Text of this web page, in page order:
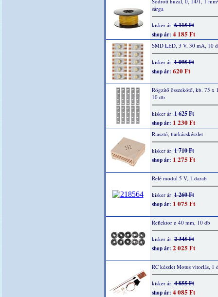
sárga
kisker ár:6 115 Ft
shop ár: 4 185 Ft
SMD LED, 3 V, 30 mA, 10
kisker ár:1 095 Ft
shop ár: 620 Ft
Rögzítő összekötő, kb. 75 x
10 db
kisker ár:1 625 Ft
shop ár: 1 230 Ft
Riasztó, barkácskészlet
kisker ár:1 710 Ft
shop ár: 1 275 Ft
Relé modul 5 V, 1 darab
kisker ár:1 260 Ft
shop ár: 1 075 Ft
Reflektor ø 40 mm, 10 db
kisker ár:2 345 Ft
shop ár: 2 025 Ft
RC készlet Motus vitorlás, 1
kisker ár:4 855 Ft
shop ár: 4 085 Ft